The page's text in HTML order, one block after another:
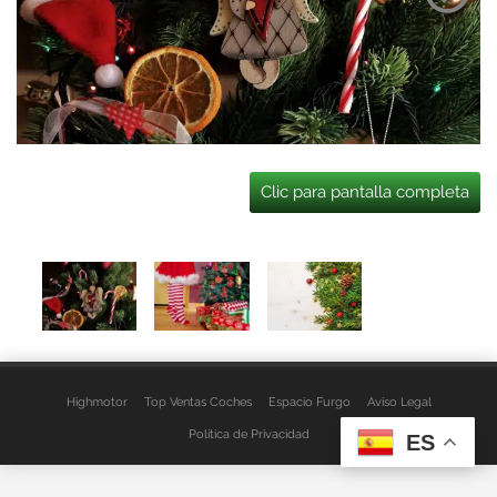
Clic para pantalla completa
Highmotor Top Ventas Coches Espacio Furgo Aviso Legal
Política de Privacidad ES